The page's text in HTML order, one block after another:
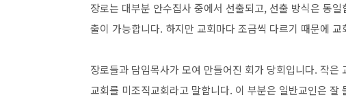
장로는 대부분 안수집사 중에서 선출되고, 선출 방식은 동
출이 가능합니다. 하지만 교회마다 조금씩 다르기 때문에
장로들과 담임목사가 모여 만들어진 회가 당회입니다. 작
교회를 미조직교회라고 말합니다. 이 부분은 일반교인은 잘